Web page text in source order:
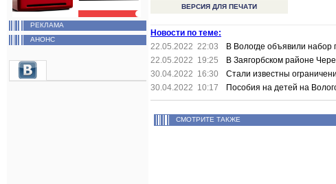
РЕКЛАМА
АНОНС
ВЕРСИЯ ДЛЯ ПЕЧАТИ
Новости по теме:
22.05.2022 22:03
В Вологде объявили
22.05.2022 19:25
В Заягорбском районе
30.04.2022 16:30
Стали известны
30.04.2022 10:17
Пособия на детей на
СМОТРИТЕ ТАКЖЕ